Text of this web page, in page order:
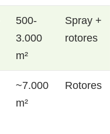
500-
3.000
m²
Spray +
rotores
~7.000
m²
Rotores